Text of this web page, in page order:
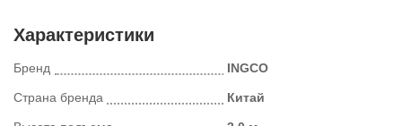
Характеристики
Бренд INGCO
Страна бренда Китай